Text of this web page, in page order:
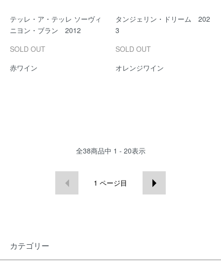
テッレ・ア・テッレ ソーヴィ
ニヨン・ブラン 2012
SOLD OUT
赤ワイン
タンジェリン・ドリーム 202
3
SOLD OUT
オレンジワイン
全38商品中 1 - 20表示
1 ページ目
カテゴリー